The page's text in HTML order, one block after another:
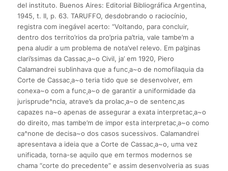
del instituto. Buenos Aires: Editorial Bibliográfica Argentina,
1945, t. II, p. 63. TARUFFO, desdobrando o raciocínio,
registra com inegável acerto: “Voltando, para concluir,
dentro dos territo’rios da pro’pria pa’tria, vale tambe’m a
pena aludir a um problema de nota’vel relevo. Em pa’ginas
clari’ssimas da Cassac¸a~o Civil, ja’ em 1920, Piero
Calamandrei sublinhava que a func¸a~o de nomofilaquia da
Corte de Cassac¸a~o teria tido que se desenvolver, em
conexa~o com a func¸a~o de garantir a uniformidade da
jurisprude^ncia, atrave’s da prolac¸a~o de sentenc¸as
capazes na~o apenas de assegurar a exata interpretac¸a~o
do direito, mas tambe’m de impor esta interpretac¸a~o como
ca^none de decisa~o dos casos sucessivos. Calamandrei
apresentava a ideia que a Corte de Cassac¸a~o, uma vez
unificada, torna-se aquilo que em termos modernos se
chama “corte do precedente” e assim desenvolveria as suas